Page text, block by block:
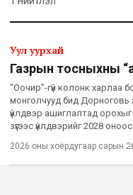
Уул уурхай
Газрын тосныхны
“Оочир”-гүй колонк харлаа
монголчууд бид Дорноговь
үйлдвэр ашиглалтад орохыг
зүгээс үйлдвэрийг 2028
2026 оны хоёрдугаар сарын